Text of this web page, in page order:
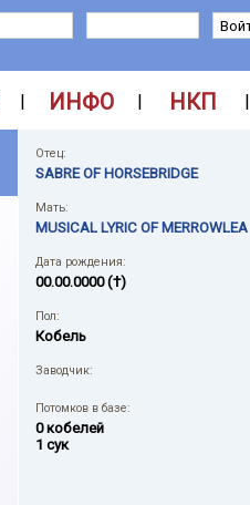
| ИНФО | НКП |
Отец:
SABRE OF HORSEBRIDGE
Мать:
MUSICAL LYRIC OF MERROWLEA
Дата рождения:
00.00.0000 (†)
Пол:
Кобель
Заводчик:
Потомков в базе:
0 кобелей
1 сук